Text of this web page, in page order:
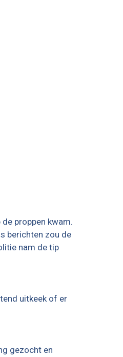
proppen kwam.
berichten zou de
nam de tip
uitkeek of er
gezocht en